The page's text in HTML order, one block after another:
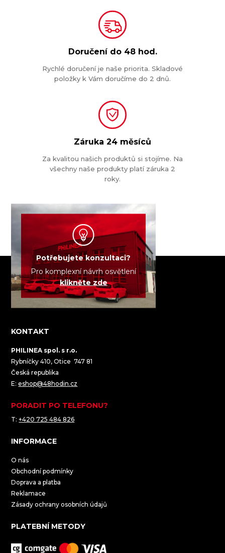
Doručení do 48 hod.
Rychlé doručení je naše priorita. Skladové
položky k Vám doručíme do 2 dnů.
Záruka 24 měsíců
Za kvalitou našich produktů si stojíme. Na
všechny naše produkty platí záruka 2
roky.
Potřebujete konzultaci?
Pro komplexní návrh osvětlení
klikněte zde
KONTAKT
PHILINEA spol. s r.o.
Rybníčky 410, Otice 747 81
Česká republika
E:eshop@48hodin.cz
PORADIT PO TELEFONU?
T:+420 725 484 826
INFORMACE
O nás
Obchodní podmínky
Doprava a platba
Reklamace
Zásady ochrany osobních údajů
PLATEBNÍ METODY